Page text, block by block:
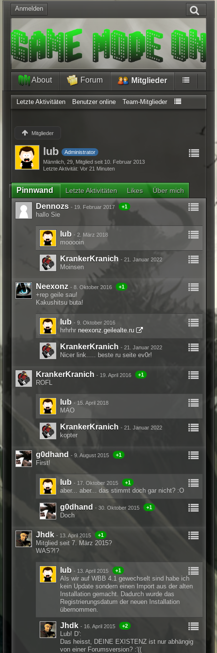
Anmelden
About Forum Mitglieder
Letzte Aktivitäten Benutzer online Team-Mitglieder
Mitglieder
lub Administrator
Männlich 29 Mitglied seit 10. Februar 2013
Letzte Aktivität Vor 21 Minuten
Pinnwand Letzte Aktivitäten Likes Über mich
Dennozs - 19. Februar 2017 +1
hallo Sie
lub -2. März 2018
mooooin
KrankerKranich -21. Januar 2022
Moinsen
Neexonz -8. Oktober 2016 +1
+rep geile sau!
Kakushitsu buta!
lub -9. Oktober 2016
hrhrhr neexonz.geilealte.ru
KrankerKranich -21. Januar 2022
Nicer link..... beste ru seite ev0r!
KrankerKranich - 19. April 2016 +1
ROFL
lub - 15. April 2018
MAO
KrankerKranich -21. Januar 2022
kopter
g0dhand -9. August 2015 +1
First!
lub - 17. Oktober 2015 +1
aber... aber... das stimmt doch gar nicht? :O
g0dhand -30. Oktober 2015 +1
Doch
Jhdk - 13. April 2015 +1
Mitglied seit 7. März 2015?
WAS?!?
lub - 13. April 2015 +1
Als wir auf WBB 4.1 gewechselt sind habe ich
kein Update sondern einen Import aus der alten
Installation gemacht. Dadurch wurde das
Registrierungsdatum der neuen Installation
übernommen.
Jhdk - 16. April 2015 +2
Lub! D':
Das heisst, DEINE EXISTENZ ist nur abhängig
von einer Forumsversion? :'((